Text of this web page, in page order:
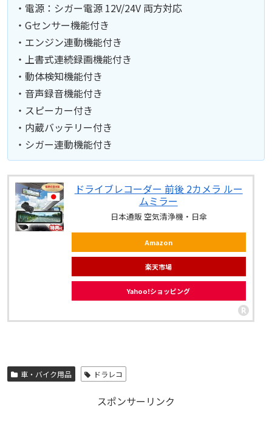
・電源：シガー電源 12V/24V 両方対応
・Gセンサー機能付き
・エンジン連動機能付き
・上書式連続録画機能付き
・動体検知機能付き
・音声録音機能付き
・スピーカー付き
・内蔵バッテリー付き
・シガー連動機能付き
ドライブレコーダー 前後 2カメラ ルー
ムミラー
日本通販 空気清浄機・日傘
Amazon
楽天市場
Yahoo!ショッピング
車・バイク用品 ドラレコ
スポンサーリンク